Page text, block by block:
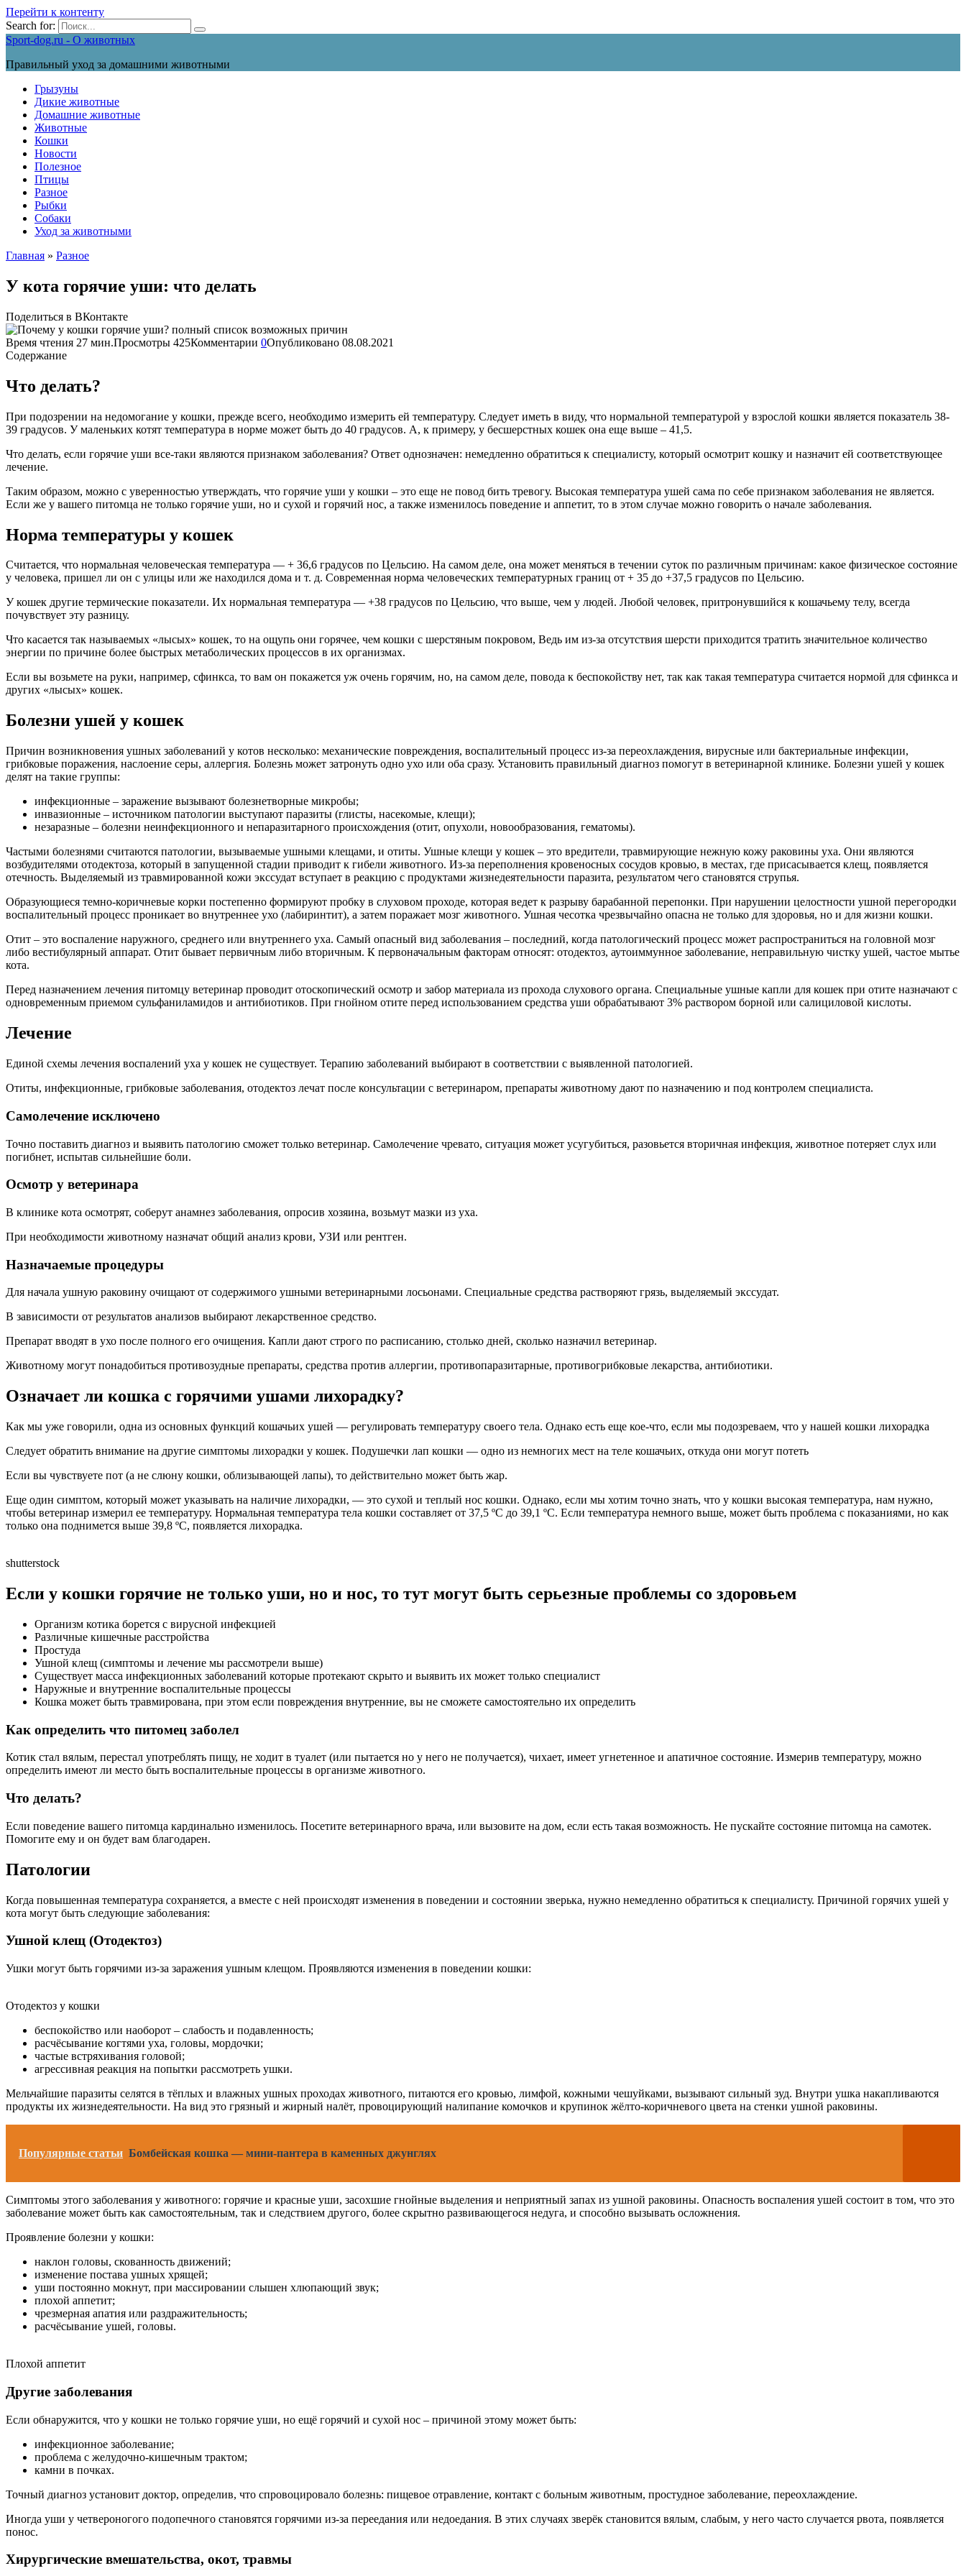
Перейти к контенту
Search for:
Sport-dog.ru - О животных
Правильный уход за домашними животными
Грызуны
Дикие животные
Домашние животные
Животные
Кошки
Новости
Полезное
Птицы
Разное
Рыбки
Собаки
Уход за животными
Главная » Разное
У кота горячие уши: что делать
Поделиться в ВКонтакте
Время чтения 27 мин.Просмотры 425Комментарии 0Опубликовано 08.08.2021
Содержание
Что делать?
При подозрении на недомогание у кошки, прежде всего, необходимо измерить ей температуру. Следует иметь в виду, что нормальной температурой у взрослой кошки является показатель 38-
39 градусов. У маленьких котят температура в норме может быть до 40 градусов. А, к примеру, у бесшерстных кошек она еще выше – 41,5.
Что делать, если горячие уши все-таки являются признаком заболевания? Ответ однозначен: немедленно обратиться к специалисту, который осмотрит кошку и назначит ей соответствующее
лечение.
Таким образом, можно с уверенностью утверждать, что горячие уши у кошки – это еще не повод бить тревогу. Высокая температура ушей сама по себе признаком заболевания не является.
Если же у вашего питомца не только горячие уши, но и сухой и горячий нос, а также изменилось поведение и аппетит, то в этом случае можно говорить о начале заболевания.
Норма температуры у кошек
Считается, что нормальная человеческая температура — + 36,6 градусов по Цельсию. На самом деле, она может меняться в течении суток по различным причинам: какое физическое состояние
у человека, пришел ли он с улицы или же находился дома и т. д. Современная норма человеческих температурных границ от + 35 до +37,5 градусов по Цельсию.
У кошек другие термические показатели. Их нормальная температура — +38 градусов по Цельсию, что выше, чем у людей. Любой человек, притронувшийся к кошачьему телу, всегда
почувствует эту разницу.
Что касается так называемых «лысых» кошек, то на ощупь они горячее, чем кошки с шерстяным покровом, Ведь им из-за отсутствия шерсти приходится тратить значительное количество
энергии по причине более быстрых метаболических процессов в их организмах.
Если вы возьмете на руки, например, сфинкса, то вам он покажется уж очень горячим, но, на самом деле, повода к беспокойству нет, так как такая температура считается нормой для сфинкса и
других «лысых» кошек.
Болезни ушей у кошек
Причин возникновения ушных заболеваний у котов несколько: механические повреждения, воспалительный процесс из-за переохлаждения, вирусные или бактериальные инфекции,
грибковые поражения, наслоение серы, аллергия. Болезнь может затронуть одно ухо или оба сразу. Установить правильный диагноз помогут в ветеринарной клинике. Болезни ушей у кошек
делят на такие группы:
инфекционные – заражение вызывают болезнетворные микробы;
инвазионные – источником патологии выступают паразиты (глисты, насекомые, клещи);
незаразные – болезни неинфекционного и непаразитарного происхождения (отит, опухоли, новообразования, гематомы).
Частыми болезнями считаются патологии, вызываемые ушными клещами, и отиты. Ушные клещи у кошек – это вредители, травмирующие нежную кожу раковины уха. Они являются
возбудителями отодектоза, который в запущенной стадии приводит к гибели животного. Из-за переполнения кровеносных сосудов кровью, в местах, где присасывается клещ, появляется
отечность. Выделяемый из травмированной кожи экссудат вступает в реакцию с продуктами жизнедеятельности паразита, результатом чего становятся струпья.
Образующиеся темно-коричневые корки постепенно формируют пробку в слуховом проходе, которая ведет к разрыву барабанной перепонки. При нарушении целостности ушной перегородки
воспалительный процесс проникает во внутреннее ухо (лабиринтит), а затем поражает мозг животного. Ушная чесотка чрезвычайно опасна не только для здоровья, но и для жизни кошки.
Отит – это воспаление наружного, среднего или внутреннего уха. Самый опасный вид заболевания – последний, когда патологический процесс может распространиться на головной мозг
либо вестибулярный аппарат. Отит бывает первичным либо вторичным. К первоначальным факторам относят: отодектоз, аутоиммунное заболевание, неправильную чистку ушей, частое мытье
кота.
Перед назначением лечения питомцу ветеринар проводит отоскопический осмотр и забор материала из прохода слухового органа. Специальные ушные капли для кошек при отите назначают с
одновременным приемом сульфаниламидов и антибиотиков. При гнойном отите перед использованием средства уши обрабатывают 3% раствором борной или салициловой кислоты.
Лечение
Единой схемы лечения воспалений уха у кошек не существует. Терапию заболеваний выбирают в соответствии с выявленной патологией.
Отиты, инфекционные, грибковые заболевания, отодектоз лечат после консультации с ветеринаром, препараты животному дают по назначению и под контролем специалиста.
Самолечение исключено
Точно поставить диагноз и выявить патологию сможет только ветеринар. Самолечение чревато, ситуация может усугубиться, разовьется вторичная инфекция, животное потеряет слух или
погибнет, испытав сильнейшие боли.
Осмотр у ветеринара
В клинике кота осмотрят, соберут анамнез заболевания, опросив хозяина, возьмут мазки из уха.
При необходимости животному назначат общий анализ крови, УЗИ или рентген.
Назначаемые процедуры
Для начала ушную раковину очищают от содержимого ушными ветеринарными лосьонами. Специальные средства растворяют грязь, выделяемый экссудат.
В зависимости от результатов анализов выбирают лекарственное средство.
Препарат вводят в ухо после полного его очищения. Капли дают строго по расписанию, столько дней, сколько назначил ветеринар.
Животному могут понадобиться противозудные препараты, средства против аллергии, противопаразитарные, противогрибковые лекарства, антибиотики.
Означает ли кошка с горячими ушами лихорадку?
Как мы уже говорили, одна из основных функций кошачьих ушей — регулировать температуру своего тела. Однако есть еще кое-что, если мы подозреваем, что у нашей кошки лихорадка
Следует обратить внимание на другие симптомы лихорадки у кошек. Подушечки лап кошки — одно из немногих мест на теле кошачьих, откуда они могут потеть
Если вы чувствуете пот (а не слюну кошки, облизывающей лапы), то действительно может быть жар.
Еще один симптом, который может указывать на наличие лихорадки, — это сухой и теплый нос кошки. Однако, если мы хотим точно знать, что у кошки высокая температура, нам нужно,
чтобы ветеринар измерил ее температуру. Нормальная температура тела кошки составляет от 37,5 ºC до 39,1 ºC. Если температура немного выше, может быть проблема с показаниями, но как
только она поднимется выше 39,8 ºC, появляется лихорадка.
shutterstock
Если у кошки горячие не только уши, но и нос, то тут могут быть серьезные проблемы со здоровьем
Организм котика борется с вирусной инфекцией
Различные кишечные расстройства
Простуда
Ушной клещ (симптомы и лечение мы рассмотрели выше)
Существует масса инфекционных заболеваний которые протекают скрыто и выявить их может только специалист
Наружные и внутренние воспалительные процессы
Кошка может быть травмирована, при этом если повреждения внутренние, вы не сможете самостоятельно их определить
Как определить что питомец заболел
Котик стал вялым, перестал употреблять пищу, не ходит в туалет (или пытается но у него не получается), чихает, имеет угнетенное и апатичное состояние. Измерив температуру, можно
определить имеют ли место быть воспалительные процессы в организме животного.
Что делать?
Если поведение вашего питомца кардинально изменилось. Посетите ветеринарного врача, или вызовите на дом, если есть такая возможность. Не пускайте состояние питомца на самотек.
Помогите ему и он будет вам благодарен.
Патологии
Когда повышенная температура сохраняется, а вместе с ней происходят изменения в поведении и состоянии зверька, нужно немедленно обратиться к специалисту. Причиной горячих ушей у
кота могут быть следующие заболевания:
Ушной клещ (Отодектоз)
Ушки могут быть горячими из-за заражения ушным клещом. Проявляются изменения в поведении кошки:
Отодектоз у кошки
беспокойство или наоборот – слабость и подавленность;
расчёсывание когтями уха, головы, мордочки;
частые встряхивания головой;
агрессивная реакция на попытки рассмотреть ушки.
Мельчайшие паразиты селятся в тёплых и влажных ушных проходах животного, питаются его кровью, лимфой, кожными чешуйками, вызывают сильный зуд. Внутри ушка накапливаются
продукты их жизнедеятельности. На вид это грязный и жирный налёт, провоцирующий налипание комочков и крупинок жёлто-коричневого цвета на стенки ушной раковины.
Популярные статьи Бомбейская кошка — мини-пантера в каменных джунглях
Симптомы этого заболевания у животного: горячие и красные уши, засохшие гнойные выделения и неприятный запах из ушной раковины. Опасность воспаления ушей состоит в том, что это
заболевание может быть как самостоятельным, так и следствием другого, более скрытно развивающегося недуга, и способно вызывать осложнения.
Проявление болезни у кошки:
наклон головы, скованность движений;
изменение постава ушных хрящей;
уши постоянно мокнут, при массировании слышен хлюпающий звук;
плохой аппетит;
чрезмерная апатия или раздражительность;
расчёсывание ушей, головы.
Плохой аппетит
Другие заболевания
Если обнаружится, что у кошки не только горячие уши, но ещё горячий и сухой нос – причиной этому может быть:
инфекционное заболевание;
проблема с желудочно-кишечным трактом;
камни в почках.
Точный диагноз установит доктор, определив, что спровоцировало болезнь: пищевое отравление, контакт с больным животным, простудное заболевание, переохлаждение.
Иногда уши у четвероногого подопечного становятся горячими из-за переедания или недоедания. В этих случаях зверёк становится вялым, слабым, у него часто случается рвота, появляется
понос.
Хирургические вмешательства, окот, травмы